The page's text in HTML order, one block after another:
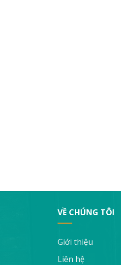
VỀ CHÚNG TÔI
Giới thiệu
Liên hệ